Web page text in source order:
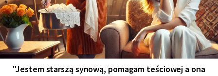
"Jestem starszą synową, pomagam teściowej a ona